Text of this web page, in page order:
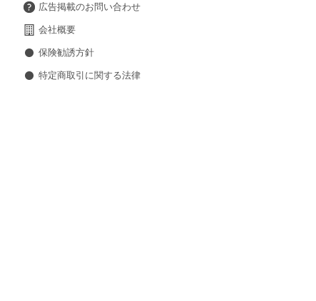
広告掲載のお問い合わせ
会社概要
保険勧誘方針
特定商取引に関する法律